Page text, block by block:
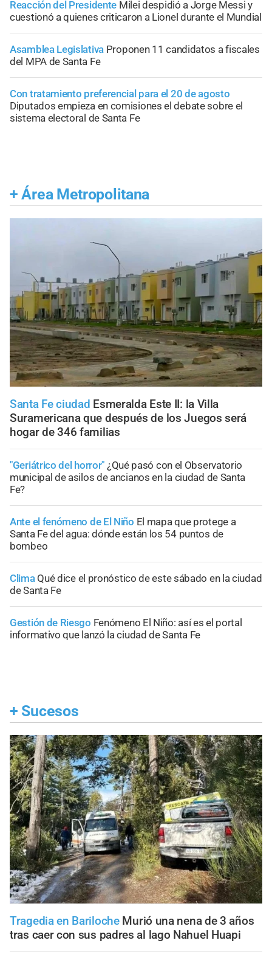
Reacción del Presidente Milei despidió a Jorge Messi y
cuestionó a quienes criticaron a Lionel durante el Mundial
Asamblea Legislativa Proponen 11 candidatos a fiscales
del MPA de Santa Fe
Con tratamiento preferencial para el 20 de agosto
Diputados empieza en comisiones el debate sobre el
sistema electoral de Santa Fe
+ Área Metropolitana
Santa Fe ciudad Esmeralda Este II: la Villa
Suramericana que después de los Juegos será
hogar de 346 familias
"Geriátrico del horror" ¿Qué pasó con el Observatorio
municipal de asilos de ancianos en la ciudad de Santa
Fe?
Ante el fenómeno de El Niño El mapa que protege a
Santa Fe del agua: dónde están los 54 puntos de
bombeo
Clima Qué dice el pronóstico de este sábado en la ciudad
de Santa Fe
Gestión de Riesgo Fenómeno El Niño: así es el portal
informativo que lanzó la ciudad de Santa Fe
+ Sucesos
Tragedia en Bariloche Murió una nena de 3 años
tras caer con sus padres al lago Nahuel Huapi